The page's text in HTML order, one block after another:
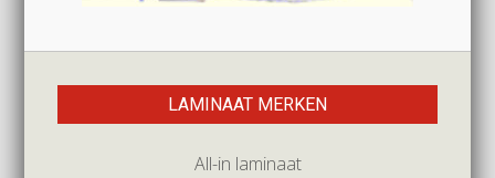
LAMINAAT MERKEN
All-in laminaat